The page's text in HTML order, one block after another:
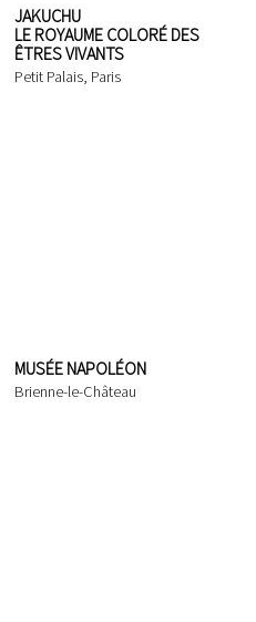
JAKUCHU
LE ROYAUME COLORÉ DES
ÊTRES VIVANTS
Petit Palais, Paris
MUSÉE NAPOLÉON
Brienne-le-Château